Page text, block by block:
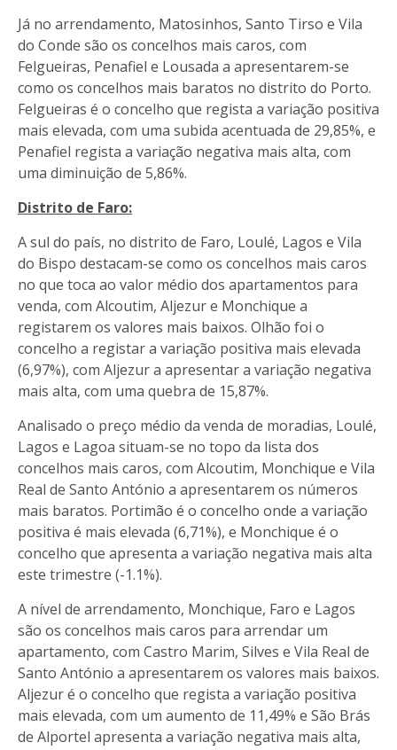
Já no arrendamento, Matosinhos, Santo Tirso e Vila
do Conde são os concelhos mais caros, com
Felgueiras, Penafiel e Lousada a apresentarem-se
como os concelhos mais baratos no distrito do Porto.
Felgueiras é o concelho que regista a variação positiva
mais elevada, com uma subida acentuada de 29,85%, e
Penafiel regista a variação negativa mais alta, com
uma diminuição de 5,86%.
Distrito de Faro:
A sul do país, no distrito de Faro, Loulé, Lagos e Vila
do Bispo destacam-se como os concelhos mais caros
no que toca ao valor médio dos apartamentos para
venda, com Alcoutim, Aljezur e Monchique a
registarem os valores mais baixos. Olhão foi o
concelho a registar a variação positiva mais elevada
(6,97%), com Aljezur a apresentar a variação negativa
mais alta, com uma quebra de 15,87%.
Analisado o preço médio da venda de moradias, Loulé,
Lagos e Lagoa situam-se no topo da lista dos
concelhos mais caros, com Alcoutim, Monchique e Vila
Real de Santo António a apresentarem os números
mais baratos. Portimão é o concelho onde a variação
positiva é mais elevada (6,71%), e Monchique é o
concelho que apresenta a variação negativa mais alta
este trimestre (-1.1%).
A nível de arrendamento, Monchique, Faro e Lagos
são os concelhos mais caros para arrendar um
apartamento, com Castro Marim, Silves e Vila Real de
Santo António a apresentarem os valores mais baixos.
Aljezur é o concelho que regista a variação positiva
mais elevada, com um aumento de 11,49% e São Brás
de Alportel apresenta a variação negativa mais alta,